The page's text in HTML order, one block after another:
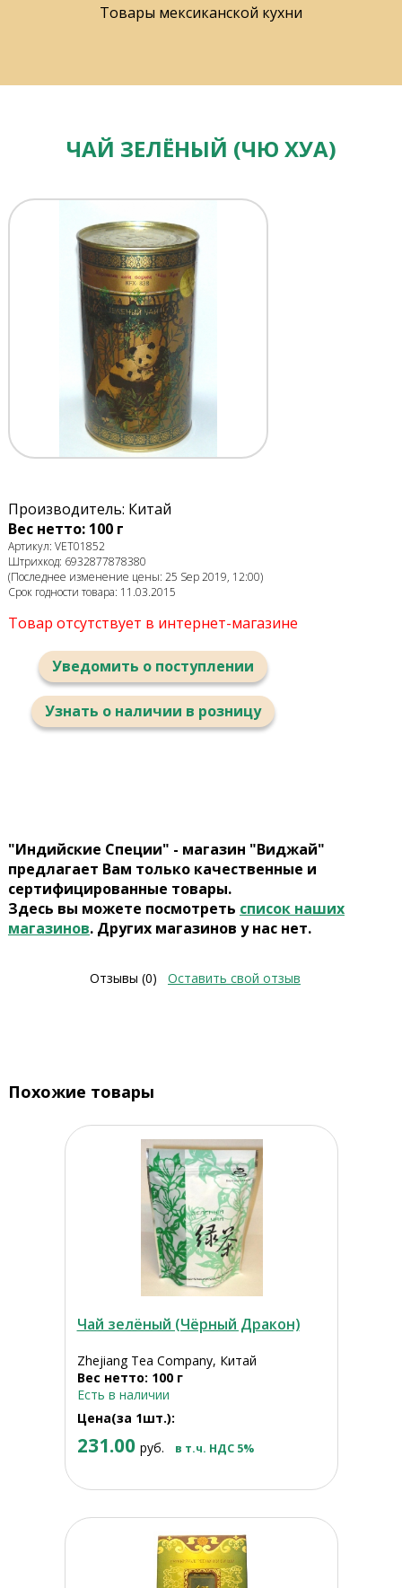
Товары мексиканской кухни
ЧАЙ ЗЕЛЁНЫЙ (ЧЮ ХУА)
Производитель: Китай
Вес нетто: 100 г
Артикул: VET01852
Штрихкод: 6932877878380
(Последнее изменение цены: 25 Sep 2019, 12:00)
Срок годности товара: 11.03.2015
Товар отсутствует в интернет-магазине
Уведомить о поступлении
Узнать о наличии в розницу
"Индийские Специи" - магазин "Виджай"
предлагает Вам только качественные и
сертифицированные товары.
Здесь вы можете посмотреть список наших
магазинов. Других магазинов у нас нет.
Отзывы (0) Оставить свой отзыв
Похожие товары
Чай зелёный (Чёрный Дракон)
Zhejiang Tea Company, Китай
Вес нетто: 100 г
Есть в наличии
Цена(за 1шт.):
231.00 руб. в т.ч. НДС 5%